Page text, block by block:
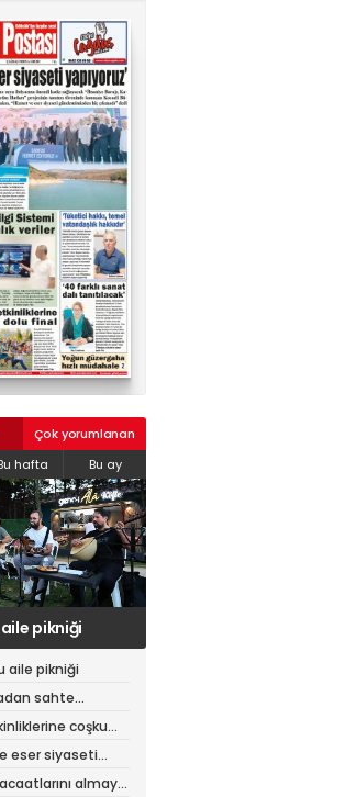
Çok yorumlanan
hafta Bu ay
sahte
darbe
aile pikniği
sahte
darbe
coşku
eser siyaseti
almaya
02624132333
haber@golcukpostasi.com